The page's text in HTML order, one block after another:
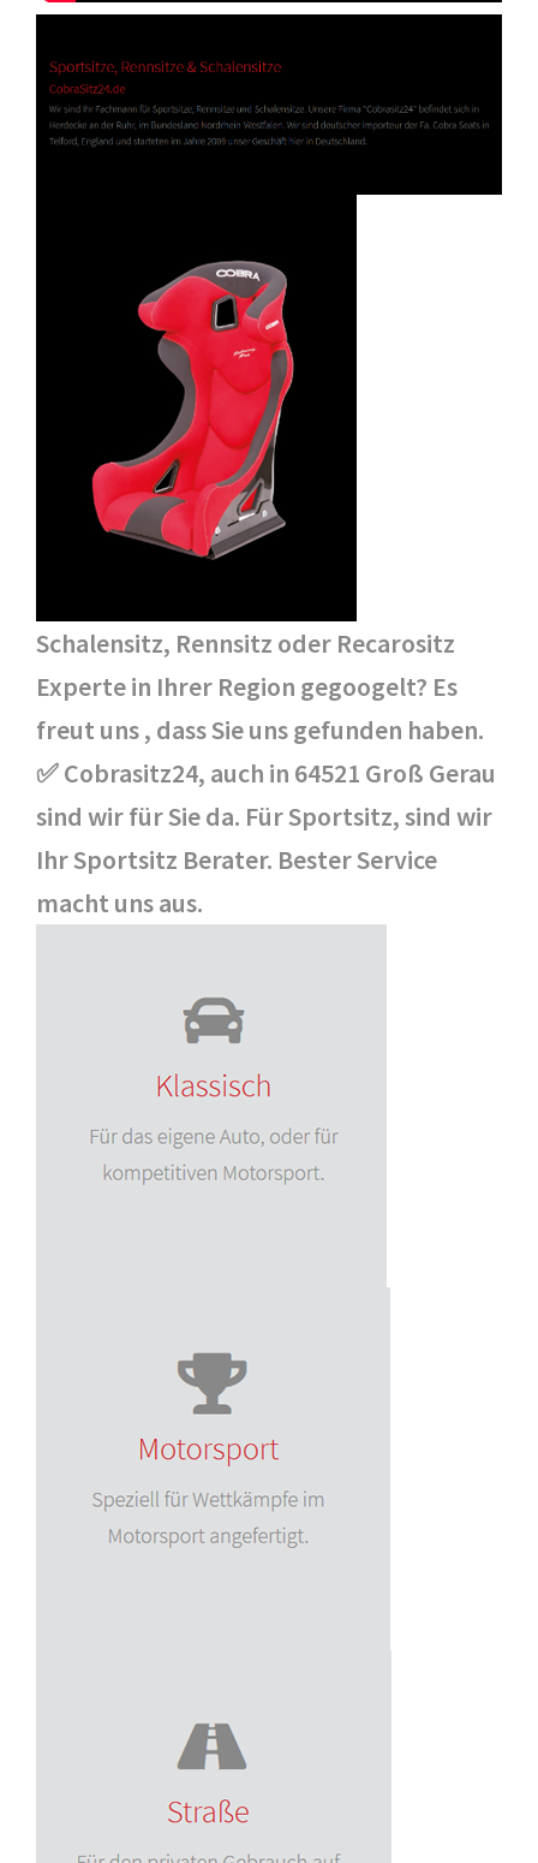
Schalensitz, Rennsitz oder Recarositz
Experte in Ihrer Region gegoogelt? Es
freut uns , dass Sie uns gefunden haben.
✅ Cobrasitz24, auch in 64521 Groß Gerau
sind wir für Sie da. Für Sportsitz, sind wir
Ihr Sportsitz Berater. Bester Service
macht uns aus.